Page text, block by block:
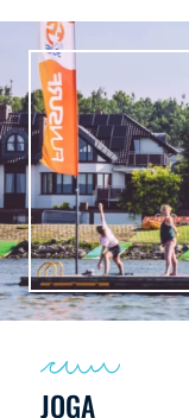
JOGA